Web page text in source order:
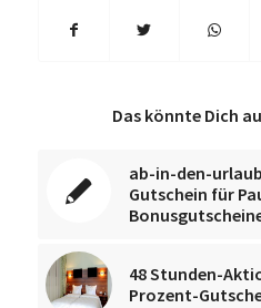
Das könnte Dich
ab-in-den-
Gutschein für
48 Stunden-
Prozent-